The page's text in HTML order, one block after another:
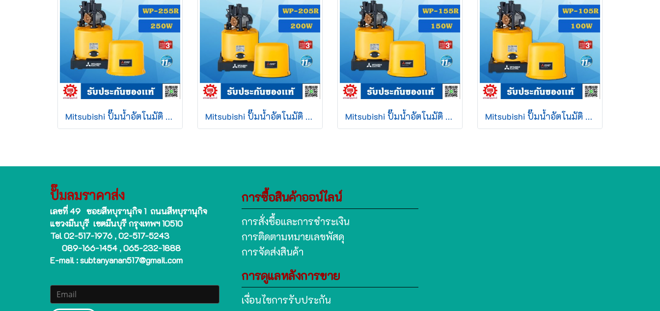
Mitsubishi ปั๊มน้ำอัตโนมัติ WP - 255 R2 Mitsubishi ปั๊มน้ำอัตโนมัติ WP - 205 R2 Mitsubishi ปั๊มน้ำอัตโนมัติ WP - 155 R2 Mitsubishi ปั๊มน้ำอัตโนมัติ WP - 105 R2
ปั๊มลมราคาส่ง
เลขที่ 49 ซอยสีหบุรานุกิจ 1 ถนนสีหบุรานุกิจ
แขวงมีนบุรี เขตมีนบุรี กรุงเทพฯ 10510
Tel 02-517-1976 , 02-517-5243
089-166-1454 , 065-232-1888
E-mail : subtanyanan517@gmail.com
การซื้อสินค้าออน์ไลน์
การสั่งซื้อและการชำระเงิน
การติดตามหมายเลขพัสดุ
การจัดส่งสินค้า
การดูแลหลังการขาย
เงื่อนไขการรับประกัน